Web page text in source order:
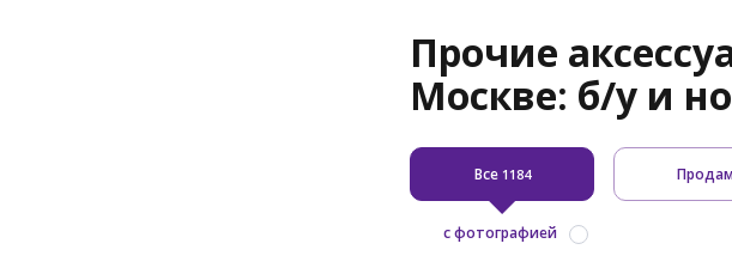
Прочие
Москве: б/у и
Все 1184
с фотографией